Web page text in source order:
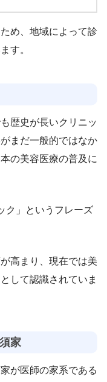
め、地域によって診
す。
歴史が長いクリニッ
まだ一般的ではなか
の美容医療の普及に
ク」というフレーズ
高まり、現在では美
して認識されていま
家
が医師の家系である